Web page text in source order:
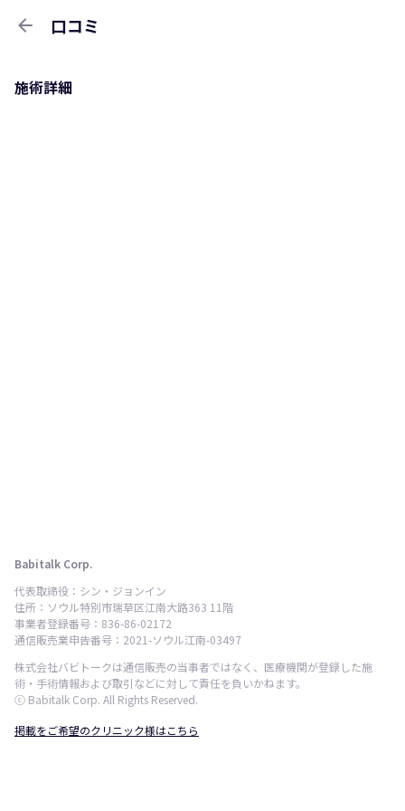
arrow_back 口コミ
施術詳細
Babitalk Corp.
代表取締役：シン・ジョンイン
住所：ソウル特別市瑞草区江南大路363 11階
事業者登録番号：836-86-02172
通信販売業申告番号：2021-ソウル江南-03497
株式会社バビトークは通信販売の当事者ではなく、医療機関が登録した施
術・手術情報および取引などに対して責任を負いかねます。
ⓒ Babitalk Corp. All Rights Reserved.
掲載をご希望のクリニック様はこちら